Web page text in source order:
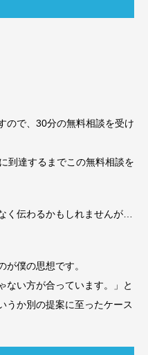
ので、30分の無料相談を受け
到達するまでこの無料相談を
く伝わるかもしれませんが…
が僕の思想です。
ない方が合っています。」と
うか別の提案に至ったケース